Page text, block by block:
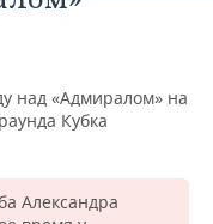
над «Адмиралом» на
Кубка
Александра